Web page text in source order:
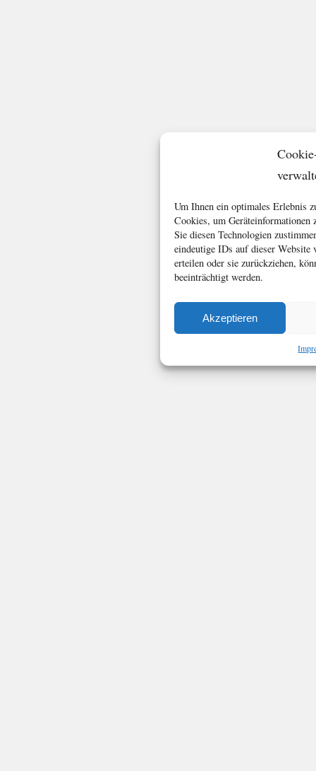
Um Ihnen ein optimales Erlebnis
Cookies, um Geräteinformationen
Sie diesen Technologien
eindeutige IDs auf dieser
erteilen oder sie zurückziehen,
beeinträchtigt werden.
Akzeptieren